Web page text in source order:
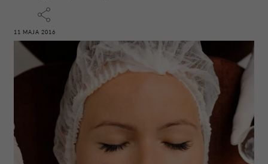
11 MAJA 2016